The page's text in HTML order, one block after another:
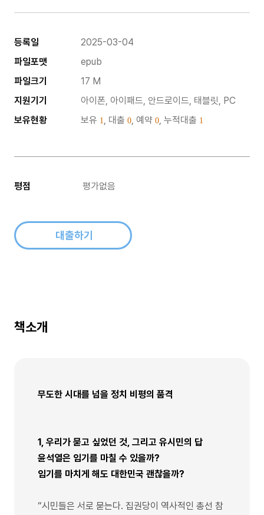
등록일
2025-03-04
파일포맷
epub
파일크기
17 M
지원기기
아이폰, 아이패드, 안드로이드, 태블릿, PC
보유현황
보유 1 , 대출 0 , 예약 0 , 누적대출 1
평점 평가없음
대출하기
책소개
무도한 시대를 넘을 정치 비평의 품격
1, 우리가 묻고 싶었던 것, 그리고 유시민의 답
윤석열은 임기를 마칠 수 있을까?
임기를 마치게 해도 대한민국 괜찮을까?
“시민들은 서로 묻는다. 집권당이 역사적인 총선 참